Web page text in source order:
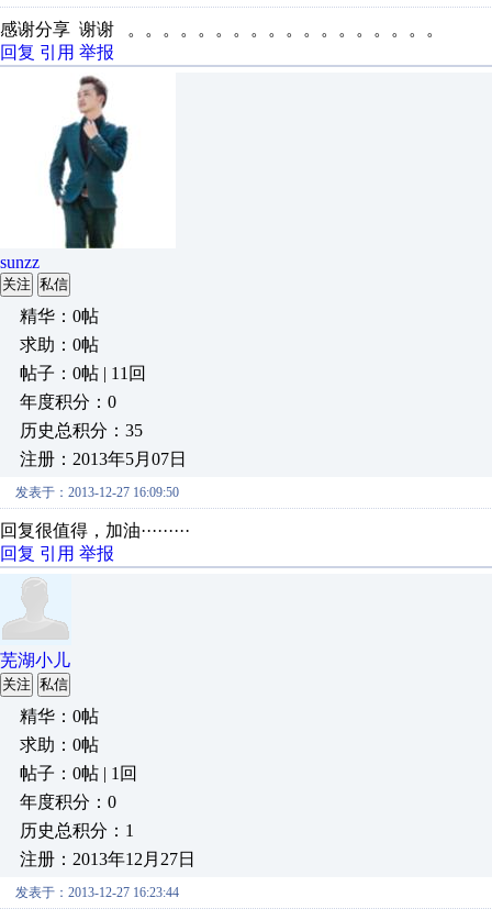
感谢分享 谢谢 。。。。。。。。。。。。。。。。。。
回复 引用 举报
sunzz
关注 私信
精华：0帖
求助：0帖
帖子：0帖 | 11回
年度积分：0
历史总积分：35
注册：2013年5月07日
发表于：2013-12-27 16:09:50
回复很值得，加油·········
回复 引用 举报
芜湖小儿
关注 私信
精华：0帖
求助：0帖
帖子：0帖 | 1回
年度积分：0
历史总积分：1
注册：2013年12月27日
发表于：2013-12-27 16:23:44